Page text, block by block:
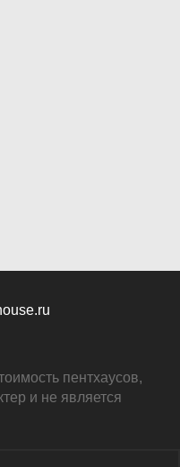
пентхаусов,
и не является